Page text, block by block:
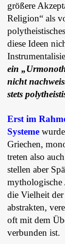
größere
Religion“ als
diese Ideen
ein
nicht
stets
Erst im
Systeme
Griechen,
treten also
stellen aber
mythologische
die Vielheit
abstrakten,
oft mit dem
verbunden ist.